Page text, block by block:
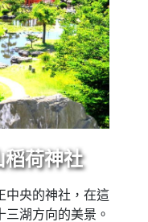
荷神社
中央的神社，在這
湖方向的美景。